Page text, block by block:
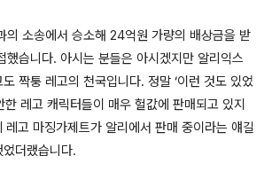
의 소송에서 승소해 24억원 가량의 배상금을 받
했습니다. 아시는 분들은 아시겠지만 알리익스
짝퉁 레고의 천국입니다. 정말 ‘이런 것도 있었
한 레고 캐릭터들이 매우 헐값에 판매되고 있지
고 마징가제트가 알리에서 판매 중이라는 얘길
더랬습니다.